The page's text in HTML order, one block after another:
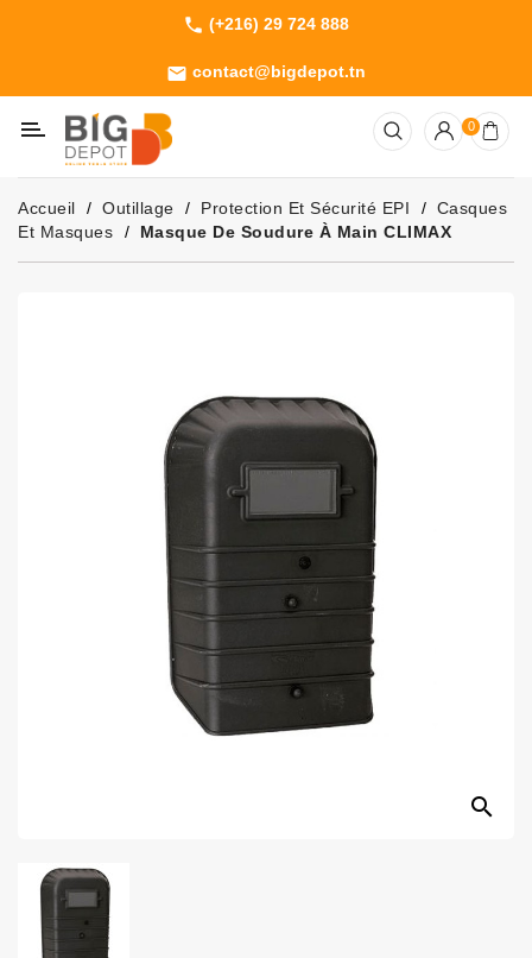
phone (+216) 29 724 888
email contact@bigdepot.tn
Machines
Outillage
Jardinage
Consommables
0
Accueil Outillage Protection Et Sécurité EPI
Casques
Et Masques
Masque De Soudure À Main CLIMAX
search